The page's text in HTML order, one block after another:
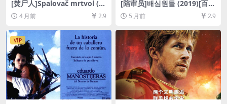
[焚尸人]Spalovač mrtvol (1
969)[百度网盘+夸克网盘1080
P超清未删减资源][网盘在线播
幕]
4 月前 2.9
[陪审员]배심원들 (2019)[百度
网盘+夸克网盘1080P超清未
删减资源][网盘在线播放/下
5 月前 2.9
VIP